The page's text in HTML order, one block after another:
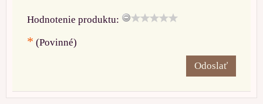
Hodnotenie produktu:
* (Povinné)
Odoslať